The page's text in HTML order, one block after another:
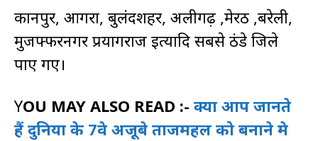
कानपुर, आगरा, बुलंदशहर, अलीगढ़ ,मेरठ ,बरेली,
मुजफ्फरनगर प्रयागराज इत्यादि सबसे ठंडे जिले
पाए गए।
YOU MAY ALSO READ :- क्या आप जानते
हैं दुनिया के 7वे अजूबे ताजमहल को बनाने मे